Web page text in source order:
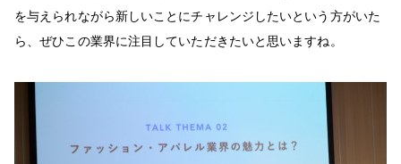
を与えられながら新しいことにチャレンジしたいという方がいた
ら、ぜひこの業界に注目していただきたいと思いますね。